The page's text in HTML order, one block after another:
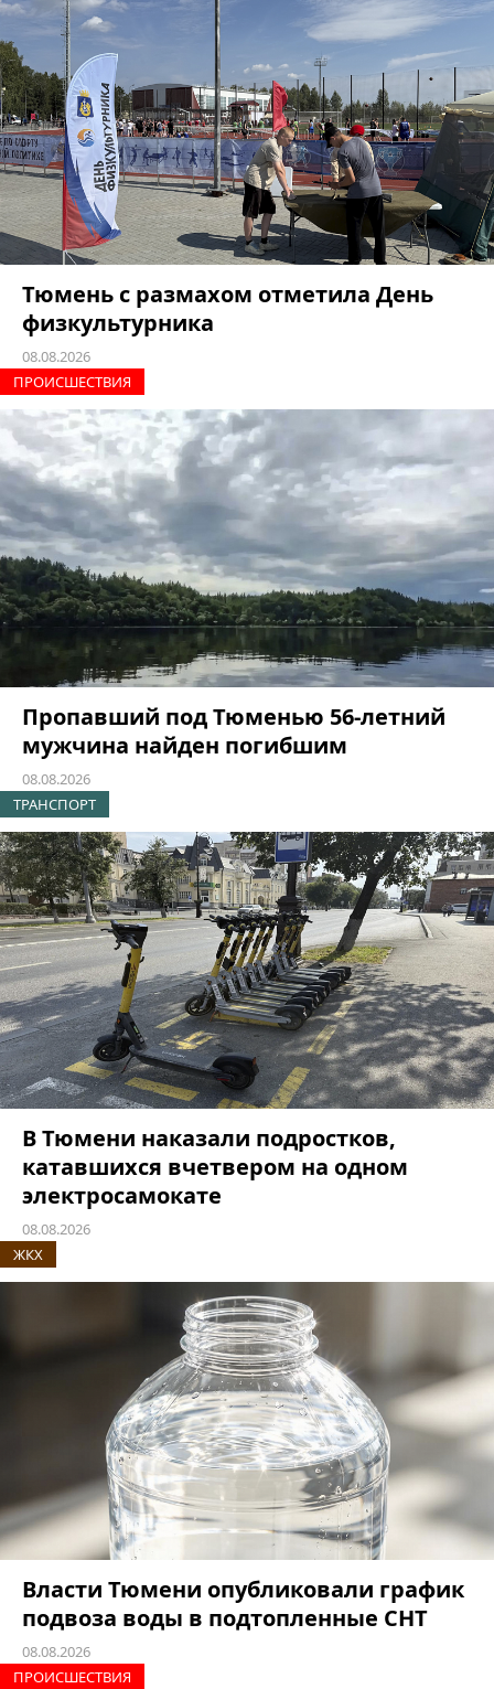
Тюмень с размахом отметила День
физкультурника
08.08.2026
ПРОИCШЕСТВИЯ
Пропавший под Тюменью 56-летний
мужчина найден погибшим
08.08.2026
ТРАНСПОРТ
В Тюмени наказали подростков,
катавшихся вчетвером на одном
электросамокате
08.08.2026
ЖКХ
Власти Тюмени опубликовали график
подвоза воды в подтопленные СНТ
08.08.2026
ПРОИCШЕСТВИЯ